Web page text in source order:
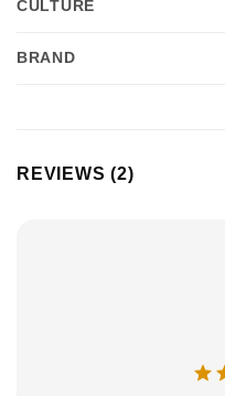
CULTURE
BRAND
REVIEWS (2)